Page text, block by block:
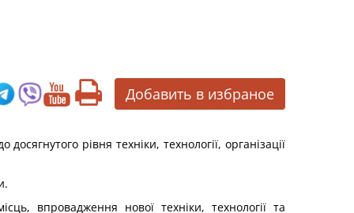
Добавить в избраное
рівня техніки, технології, організації
впровадження нової техніки, технології та